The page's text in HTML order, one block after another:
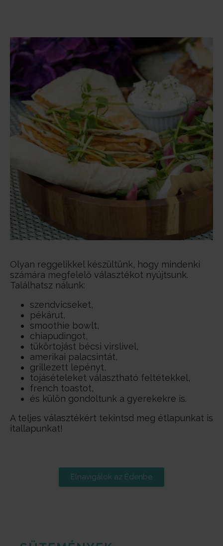
Olyan reggelikkel készültünk, hogy mindenki
számára megfelelő választékot nyújtsunk.
Találhatsz nálunk:
szendvicseket,
pékárut,
smoothie bowlt,
chiapudingot,
tükörtojást bécsi virslivel,
amerikai palacsintát,
grillezett lepényt,
tojásételeket választható feltétekkel,
french toastot,
és külön gondoltunk a gyerekekre is.
A teljes választékért tekintsd meg étlapunkat is
itallapunkat!
Elnavigálok az Édenbe